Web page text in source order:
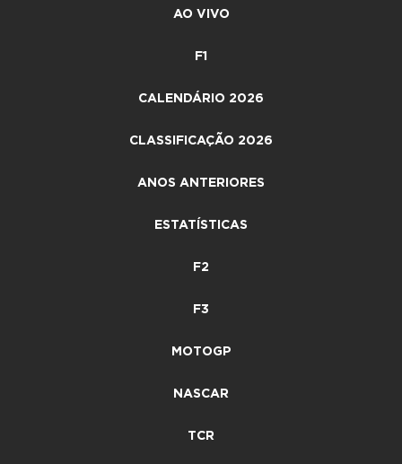
AO VIVO
F1
CALENDÁRIO 2026
CLASSIFICAÇÃO 2026
ANOS ANTERIORES
ESTATÍSTICAS
F2
F3
MOTOGP
NASCAR
TCR